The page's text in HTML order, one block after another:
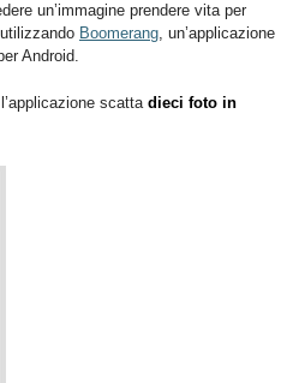
un’immagine prendere vita per
Boomerang, un’applicazione
Android.
scatta dieci foto in